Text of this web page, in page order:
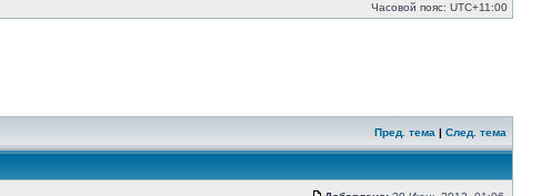
Часовой пояс: UTC+11:00
Пред. тема | След. тема